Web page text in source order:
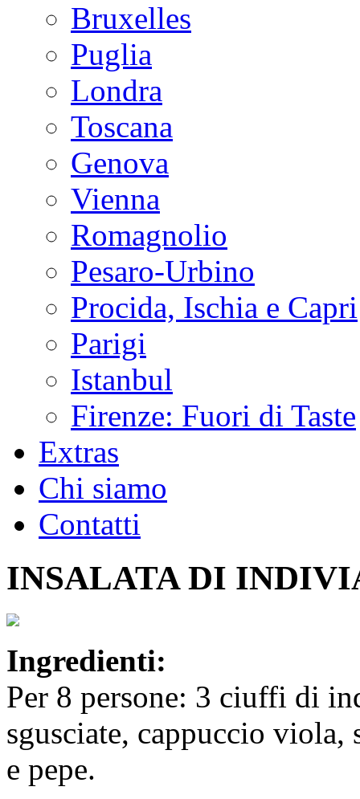
Bruxelles
Puglia
Londra
Toscana
Genova
Vienna
Romagnolio
Pesaro-Urbino
Procida, Ischia e Capri
Parigi
Istanbul
Firenze: Fuori di Taste
Extras
Chi siamo
Contatti
INSALATA DI
Ingredienti:
Per 8 persone: 3 ciuffi di
sgusciate, cappuccio
e pepe.